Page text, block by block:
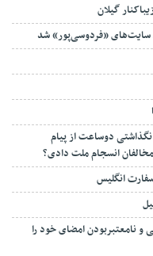
گیلان
«فردوسی‌پور» شد
دوساعت از پیام
انسجام ملت دادی؟
انگلیس
و نامعتبربودن امضای خود را